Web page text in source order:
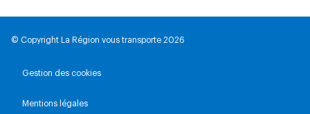
© Copyright La Région vous transporte 2026
Gestion des cookies
Mentions légales